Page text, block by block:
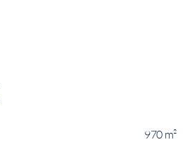
970 m²